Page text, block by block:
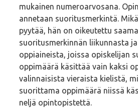
mukainen numeroarvosana.
annetaan suoritusmerkintä.
pyytää, hän on oikeutettu
suoritusmerkinnän liikunnasta
oppiaineista, joissa opiskelijan
oppimäärä käsittää vain kaksi
valinnaisista vieraista kielistä,
suorittama oppimäärä niissä
neljä opintopistettä.